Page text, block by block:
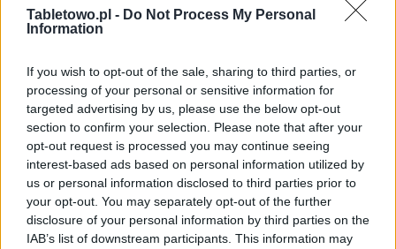
Tabletowo.pl - Do Not Process My Personal
Information
If you wish to opt-out of the sale, sharing to third parties, or
processing of your personal or sensitive information for
targeted advertising by us, please use the below opt-out
section to confirm your selection. Please note that after your
opt-out request is processed you may continue seeing
interest-based ads based on personal information utilized by
us or personal information disclosed to third parties prior to
your opt-out. You may separately opt-out of the further
disclosure of your personal information by third parties on the
IAB’s list of downstream participants. This information may
Redakcja
Reklama